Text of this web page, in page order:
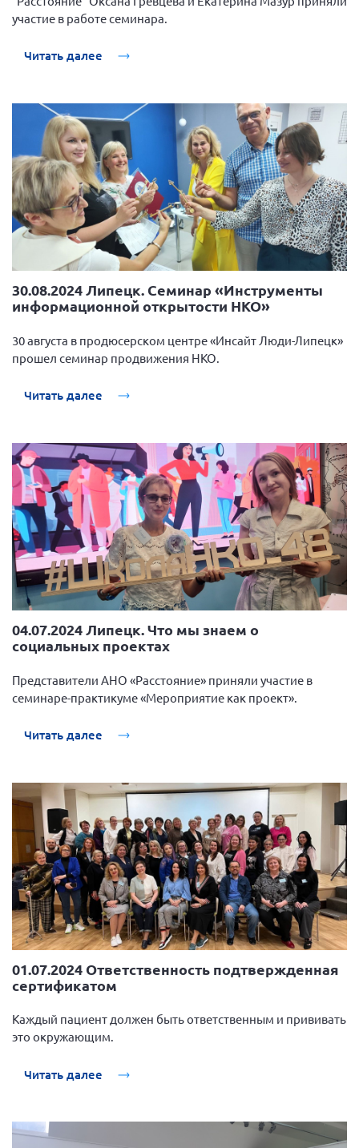
г. Севастополь
Самарская область ПРИЗМА
Свердловская область
Смоленская область
Ставропольский край
Сахалинская область
Томская область
Тульская область
Ульяновская область
Челябинская область
участие в работе семинара.
Читать далее
30.08.2024 Липецк. Семинар «Инструменты
информационной открытости НКО»
30 августа в продюсерском центре «Инсайт Люди-Липецк»
прошел семинар продвижения НКО.
Читать далее
04.07.2024 Липецк. Что мы знаем о
социальных проектах
Представители АНО «Расстояние» приняли участие в
семинаре-практикуме «Мероприятие как проект».
Читать далее
01.07.2024 Ответственность подтвержденная
сертификатом
Каждый пациент должен быть ответственным и прививать
это окружающим.
Читать далее